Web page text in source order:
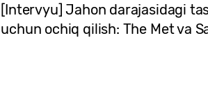
[Intervyu] Jahon darajasidagi
uchun ochiq qilish: The Met va